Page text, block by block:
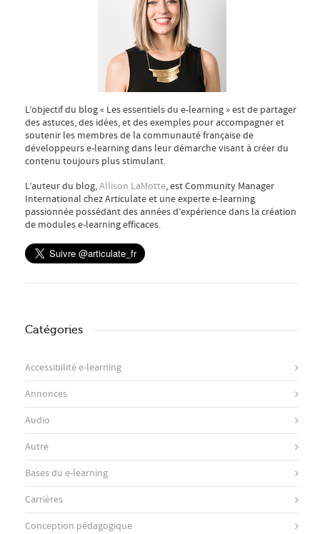
L’objectif du blog « Les essentiels du e-learning » est de partager
des astuces, des idées, et des exemples pour accompagner et
soutenir les membres de la communauté française de
développeurs e-learning dans leur démarche visant à créer du
contenu toujours plus stimulant.
L’auteur du blog,Allison LaMotte, est Community Manager
International chez Articulate et une experte e-learning
passionnée possédant des années d’expérience dans la création
de modules e-learning efficaces.
Catégories
Accessibilité e-learning
Annonces
Audio
Autre
Bases du e-learning
Carrières
Conception pédagogique